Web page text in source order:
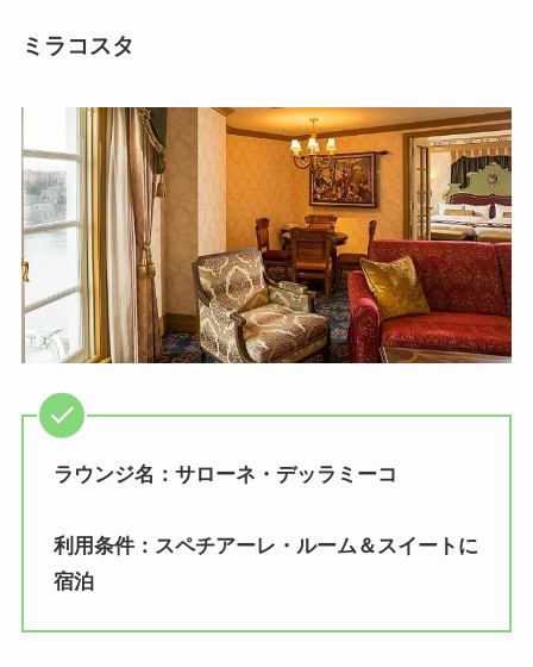
ミラコスタ
ラウンジ名：サローネ・デッラミーコ
利用条件：スペチアーレ・ルーム＆スイートに
宿泊